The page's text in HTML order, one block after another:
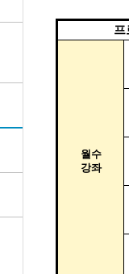
프
월수
강좌